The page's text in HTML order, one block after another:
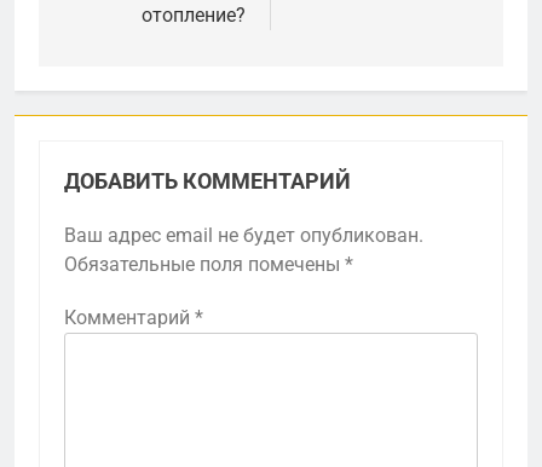
отопление?
ДОБАВИТЬ КОММЕНТАРИЙ
Ваш адрес email не будет опубликован.
Обязательные поля помечены *
Комментарий *